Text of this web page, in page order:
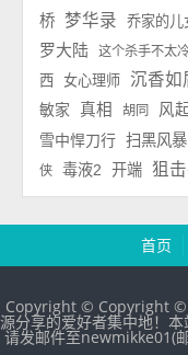
桥
梦华录 乔家的儿
罗大陆
这个杀手不太
西
女心理师 沉香如
敏家
真相 胡同 风
雪中悍刀行 扫黑风暴
侠
毒液2 开端 狙
首页
Copyright © Copyright ©
源分享的爱好者集中地！
请发邮件至newmikke01(